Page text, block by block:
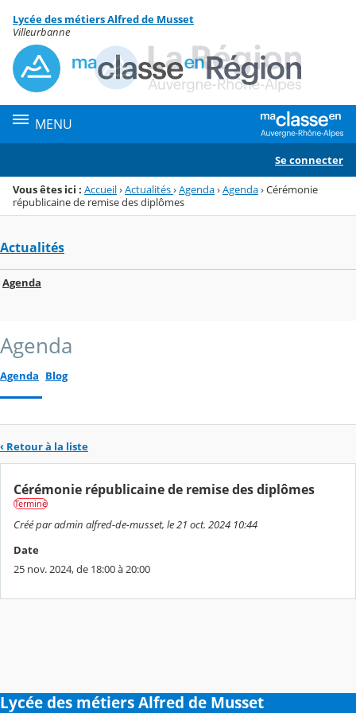
Menu de la rubrique
Contenu
Lycée des métiers Alfred de Musset
Villeurbanne
MENU
Se connecter
Vous êtes ici : Accueil›Actualités›Agenda›Agenda›Cérémonie
républicaine de remise des diplômes
Actualités
Agenda
Agenda
Agenda Blog
‹ Retour à la liste
Cérémonie républicaine de remise des diplômes
Terminé
Créé par admin alfred-de-musset, le 21 oct. 2024 10:44
Date
25 nov. 2024, de 18:00 à 20:00
Lycée des métiers Alfred de Musset